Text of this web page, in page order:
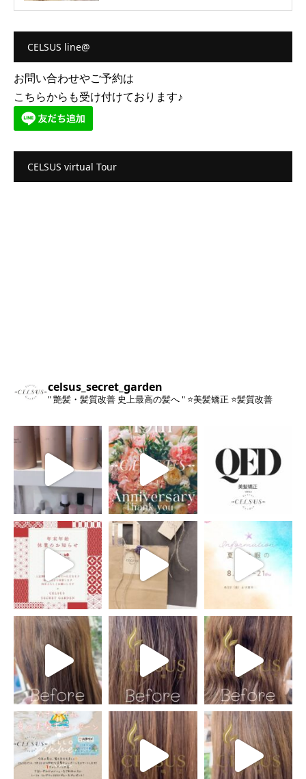
CELSUS line@
お問い合わせやご予約は
こちらからも受け付けております♪
CELSUS virtual Tour
celsus_secret_garden
" 艶髪・髪質改善 史上最高の髪へ " ⭐️美髪矯正 ⭐️髪質改善